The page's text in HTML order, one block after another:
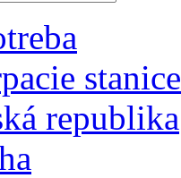
stanice
republika